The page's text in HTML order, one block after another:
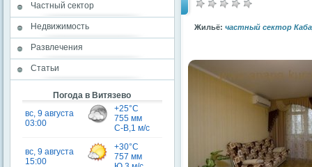
Частный сектор
Недвижимость
Развлечения
Статьи
Погода в Витязево
Жильё: частный сектор